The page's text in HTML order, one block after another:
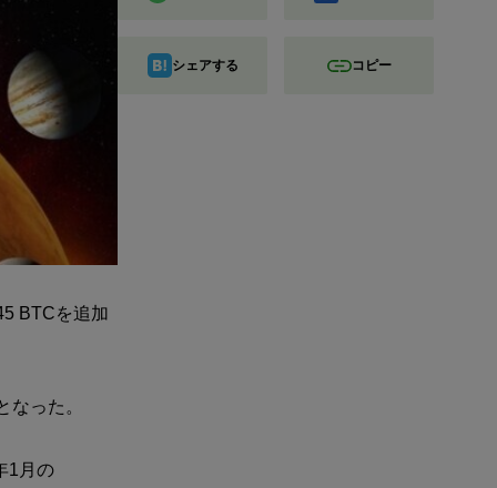
BTCを追加
った。
1月の
シェアする コピー